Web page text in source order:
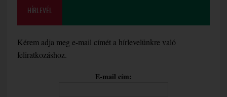
HÍRLEVÉL
Kérem adja meg e-mail címét a hírlevelünkre való
feliratkozáshoz.
E-mail cím: